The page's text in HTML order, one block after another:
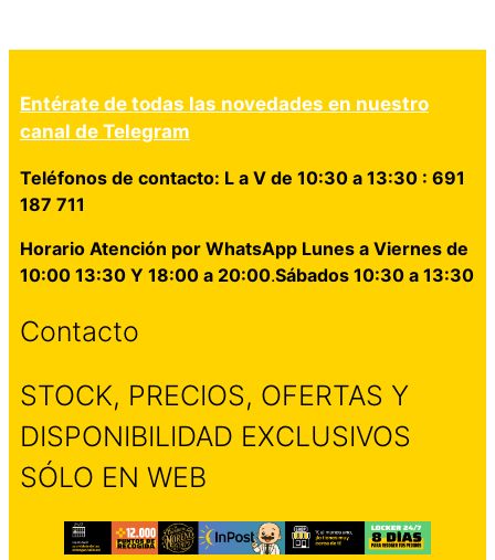
Entérate de todas las novedades en nuestro
canal de Telegram
Teléfonos de contacto: L a V de 10:30 a 13:30 : 691
187 711
Horario Atención por WhatsApp Lunes a Viernes de
10:00 13:30 Y 18:00 a 20:00.Sábados 10:30 a 13:30
Contacto
STOCK, PRECIOS, OFERTAS Y
DISPONIBILIDAD EXCLUSIVOS
SÓLO EN WEB